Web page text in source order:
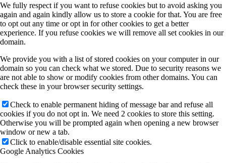
We fully respect if you want to refuse cookies but to avoid asking you
again and again kindly allow us to store a cookie for that. You are free
to opt out any time or opt in for other cookies to get a better
experience. If you refuse cookies we will remove all set cookies in our
domain.
We provide you with a list of stored cookies on your computer in our
domain so you can check what we stored. Due to security reasons we
are not able to show or modify cookies from other domains. You can
check these in your browser security settings.
Check to enable permanent hiding of message bar and refuse all
cookies if you do not opt in. We need 2 cookies to store this setting.
Otherwise you will be prompted again when opening a new browser
window or new a tab.
Click to enable/disable essential site cookies.
Google Analytics Cookies